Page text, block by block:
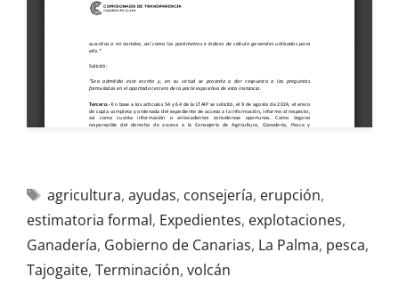
agricultura, ayudas, consejería, erupción,
estimatoria formal, Expedientes, explotaciones,
Ganadería, Gobierno de Canarias, La Palma, pesca,
Tajogaite, Terminación, volcán